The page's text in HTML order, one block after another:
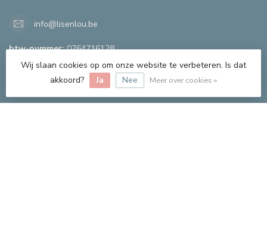
info@lisenlou.be
btw-nummer:0764716128
CATEGORIEËN
Wij slaan cookies op om onze website te verbeteren. Is dat
akkoord?
Ja Nee Meer over cookies »